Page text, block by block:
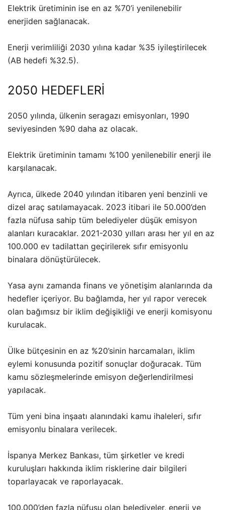
Elektrik üretiminin ise en az %70’i yenilenebilir
enerjiden sağlanacak.
Enerji verimliliği 2030 yılına kadar %35 iyileştirilecek
(AB hedefi %32.5).
2050 HEDEFLERİ
2050 yılında, ülkenin seragazı emisyonları, 1990
seviyesinden %90 daha az olacak.
Elektrik üretiminin tamamı %100 yenilenebilir enerji ile
karşılanacak.
Ayrıca, ülkede 2040 yılından itibaren yeni benzinli ve
dizel araç satılamayacak. 2023 itibari ile 50.000’den
fazla nüfusa sahip tüm belediyeler düşük emisyon
alanları kuracaklar. 2021-2030 yılları arası her yıl en az
100.000 ev tadilattan geçirilerek sıfır emisyonlu
binalara dönüştürülecek.
Yasa aynı zamanda finans ve yönetişim alanlarında da
hedefler içeriyor. Bu bağlamda, her yıl rapor verecek
olan bağımsız bir iklim değişikliği ve enerji komisyonu
kurulacak.
Ülke bütçesinin en az %20’sinin harcamaları, iklim
eylemi konusunda pozitif sonuçlar doğuracak. Tüm
kamu sözleşmelerinde emisyon değerlendirilmesi
yapılacak.
Tüm yeni bina inşaatı alanındaki kamu ihaleleri, sıfır
emisyonlu binalara verilecek.
İspanya Merkez Bankası, tüm şirketler ve kredi
kuruluşları hakkında iklim risklerine dair bilgileri
toparlayacak ve raporlayacak.
100.000’den fazla nüfusu olan belediyeler, enerji ve